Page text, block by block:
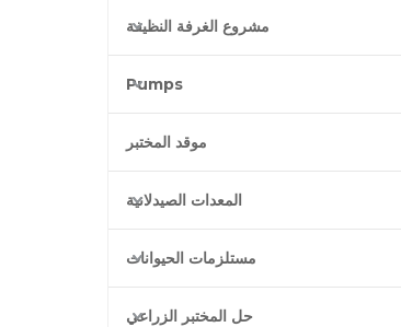
مشروع الغرفة النظيفة
Pumps
موقد المختبر
المعدات الصيدلانية
مستلزمات الحيوانات
حل المختبر الزراعي